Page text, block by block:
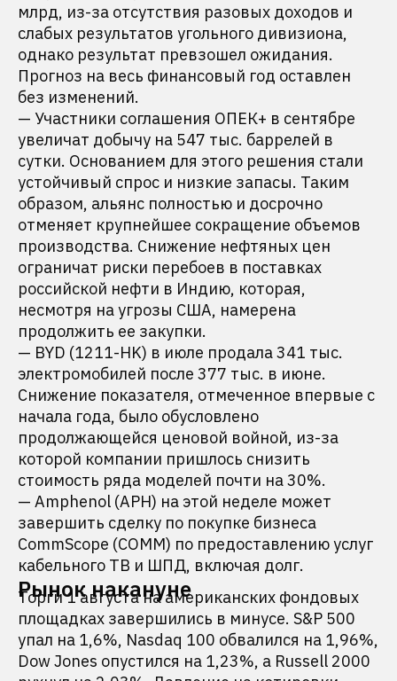
млрд, из-за отсутствия разовых доходов и
слабых результатов угольного дивизиона,
однако результат превзошел ожидания.
Прогноз на весь финансовый год оставлен
без изменений.
— Участники соглашения ОПЕК+ в сентябре
увеличат добычу на 547 тыс. баррелей в
сутки. Основанием для этого решения стали
устойчивый спрос и низкие запасы. Таким
образом, альянс полностью и досрочно
отменяет крупнейшее сокращение объемов
производства. Снижение нефтяных цен
ограничат риски перебоев в поставках
российской нефти в Индию, которая,
несмотря на угрозы США, намерена
продолжить ее закупки.
— BYD (1211-HK) в июле продала 341 тыс.
электромобилей после 377 тыс. в июне.
Снижение показателя, отмеченное впервые с
начала года, было обусловлено
продолжающейся ценовой войной, из-за
которой компании пришлось снизить
стоимость ряда моделей почти на 30%.
— Amphenol (APH) на этой неделе может
завершить сделку по покупке бизнеса
CommScope (COMM) по предоставлению услуг
кабельного ТВ и ШПД, включая долг.
Рынок накануне
Торги 1 августа на американских фондовых
площадках завершились в минусе. S&P 500
упал на 1,6%, Nasdaq 100 обвалился на 1,96%,
Dow Jones опустился на 1,23%, а Russell 2000